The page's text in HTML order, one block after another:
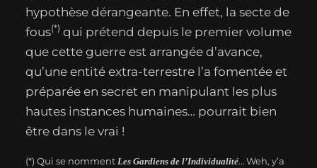
hypothèse dérangeante. En effet, la secte de
fous(*) qui prétend depuis le premier volume
que cette guerre est arrangée d’avance,
qu’une entité extra-terrestre l’a fomentée et
préparée en secret en manipulant les plus
hautes instances humaines… pourrait bien
être dans le vrai !
(*) Qui se nomment Les Gardiens de l’Individualité… Weh, y’a